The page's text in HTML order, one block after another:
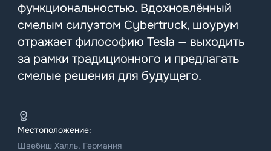
функциональностью. Вдохновлённый
смелым силуэтом Cybertruck, шоурум
отражает философию Tesla — выходить
за рамки традиционного и предлагать
смелые решения для будущего.
Местоположение:
Швебиш Халль, Германия